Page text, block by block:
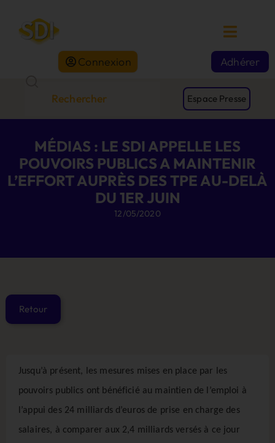
Connexion Adhérer
Espace Presse
MÉDIAS : LE SDI APPELLE LES
POUVOIRS PUBLICS A MAINTENIR
L’EFFORT AUPRÈS DES TPE AU-DELÀ
DU 1ER JUIN
12/05/2020
Jusqu’à présent, les mesures mises en place par les
pouvoirs publics ont bénéficié au maintien de l’emploi à
l’appui des 24 milliards d’euros de prise en charge des
salaires, à comparer aux 2,4 milliards versés à ce jour